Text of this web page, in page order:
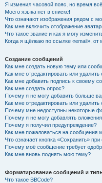
Я изменил часовой пояс, но время
Моего языка нет в списке!
Что означают изображения рядом с
Как мне включить отображение
Что такое звание и как я могу
Когда я щёлкаю по ссылке «email»,
Создание сообщений
Как мне создать новую тему или
Как мне отредактировать или
Как мне добавить подпись к своему
Как мне создать опрос?
Почему я не могу добавить больше
Как мне отредактировать или удалить
Почему мне недоступны некоторые
Почему я не могу добавлять
Почему я получил предупреждение?
Как мне пожаловаться на сообщения
Что означает кнопка «Сохранить»
Почему моё сообщение требует
Как мне вновь поднять мою тему?
Форматирование сообщений и
Что такое BBCode?